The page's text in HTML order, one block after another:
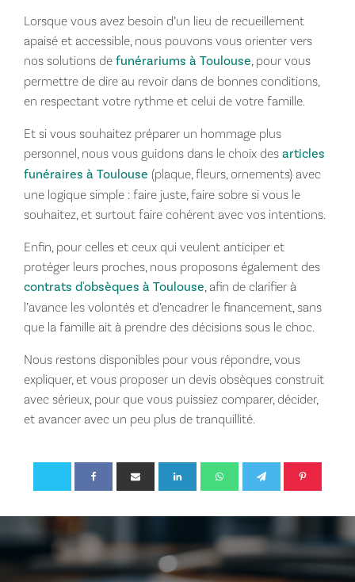
Lorsque vous avez besoin d’un lieu de recueillement
apaisé et accessible, nous pouvons vous orienter vers
nos solutions de funérariums à Toulouse , pour vous
permettre de dire au revoir dans de bonnes conditions,
en respectant votre rythme et celui de votre famille.
Et si vous souhaitez préparer un hommage plus
personnel, nous vous guidons dans le choix des articles
funéraires à Toulouse (plaque, fleurs, ornements) avec
une logique simple : faire juste, faire sobre si vous le
souhaitez, et surtout faire cohérent avec vos intentions.
Enfin, pour celles et ceux qui veulent anticiper et
protéger leurs proches, nous proposons également des
contrats d'obsèques à Toulouse , afin de clarifier à
l’avance les volontés et d’encadrer le financement, sans
que la famille ait à prendre des décisions sous le choc.
Nous restons disponibles pour vous répondre, vous
expliquer, et vous proposer un devis obsèques construit
avec sérieux, pour que vous puissiez comparer, décider,
et avancer avec un peu plus de tranquillité.